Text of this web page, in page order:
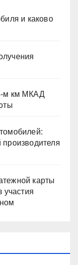
и каково
м км МКАД
производителя
карты
участия